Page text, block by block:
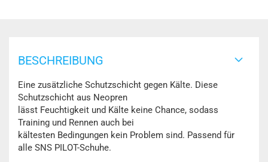
BESCHREIBUNG
Eine zusätzliche Schutzschicht gegen Kälte. Diese
Schutzschicht aus Neopren
lässt Feuchtigkeit und Kälte keine Chance, sodass
Training und Rennen auch bei
kältesten Bedingungen kein Problem sind. Passend für
alle SNS PILOT-Schuhe.